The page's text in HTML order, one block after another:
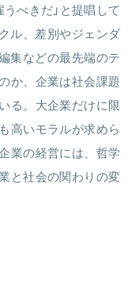
べきだ」と提唱して
ル、差別やジェンダ
集などの最先端のテ
か、企業は社会課題
る。大企業だけに限
高いモラルが求めら
業の経営には、哲学
と社会の関わりの変